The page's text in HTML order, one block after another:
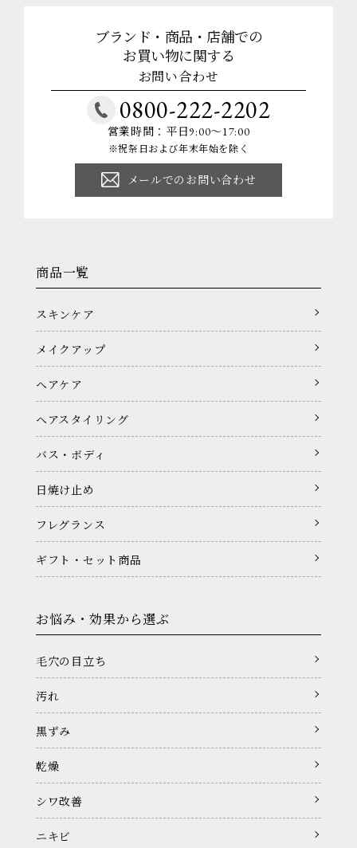
ブランド・商品・店舗での
お買い物に関する
お問い合わせ
0800-222-2202
営業時間：平日9:00～17:00
※祝祭日および年末年始を除く
メールでのお問い合わせ
商品一覧
スキンケア
メイクアップ
ヘアケア
ヘアスタイリング
バス・ボディ
日焼け止め
フレグランス
ギフト・セット商品
お悩み・効果から選ぶ
毛穴の目立ち
汚れ
黒ずみ
乾燥
シワ改善
ニキビ